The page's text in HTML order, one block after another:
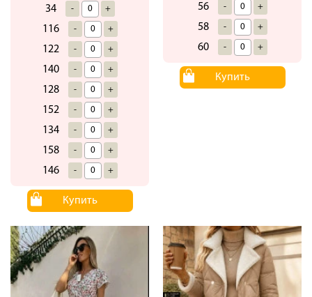
34 - +
116 - +
122 - +
140 - +
128 - +
152 - +
134 - +
158 - +
146 - +
Купить
56 - +
58 - +
60 - +
Купить